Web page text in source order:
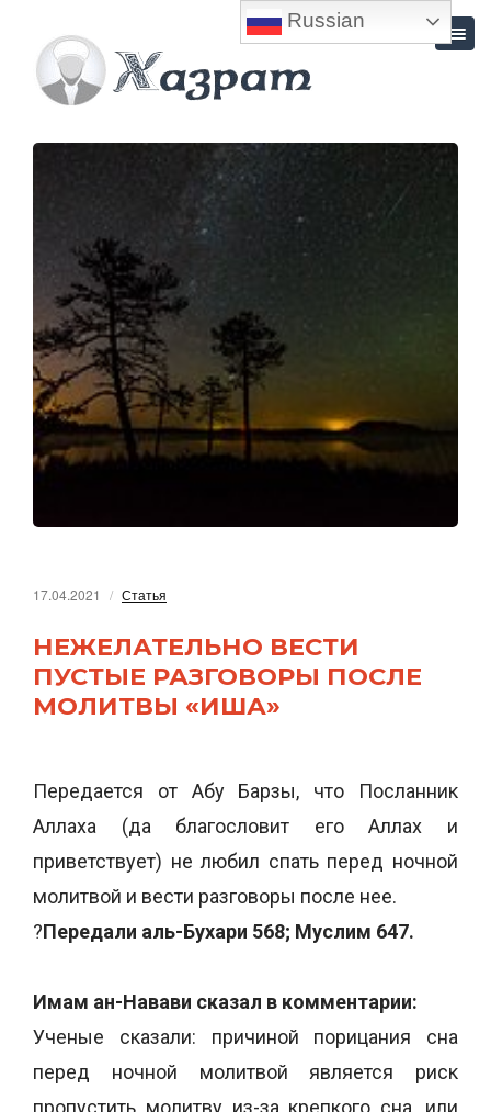
17.04.2021 Статья
НЕЖЕЛАТЕЛЬНО ВЕСТИ
ПУСТЫЕ РАЗГОВОРЫ ПОСЛЕ
МОЛИТВЫ «ИША»
Передается от Абу Барзы, что Посланник
Аллаха (да благословит его Аллах и
приветствует) не любил спать перед ночной
молитвой и вести разговоры после нее.
?Передали аль-Бухари 568; Муслим 647.
Имам ан-Навави сказал в комментарии:
Ученые сказали: причиной порицания сна
перед ночной молитвой является риск
пропустить молитву из-за крепкого сна, или
Russian